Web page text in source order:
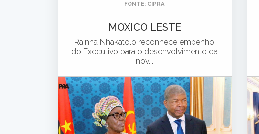
FONTE: CIPRA
MOXICO LESTE
Rainha Nhakatolo reconhece empenho
do Executivo para o desenvolvimento da
nov...